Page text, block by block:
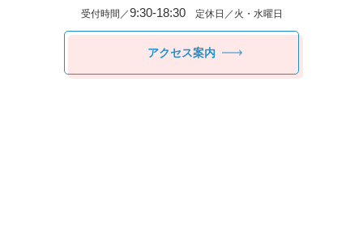
受付時間／9:30-18:30定休日／火・水曜日
アクセス案内